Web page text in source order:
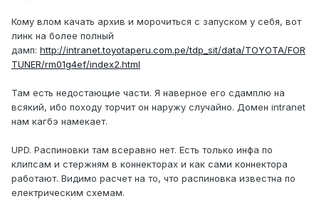
Кому влом качать архив и морочиться с запуском у себя, вот
линк на более полный
дамп: http://intranet.toyotaperu.com.pe/tdp_sit/data/TOYOTA/FOR
TUNER/rm01g4ef/index2.html
Там есть недостающие части. Я наверное его cдамплю на
всякий, ибо походу торчит он наружу случайно. Домен intranet
нам кагбэ намекает.
UPD. Распиновки там всеравно нет. Есть только инфа по
клипсам и стержням в коннекторах и как сами коннектора
работают. Видимо расчет на то, что распиновка известна по
електрическим схемам.